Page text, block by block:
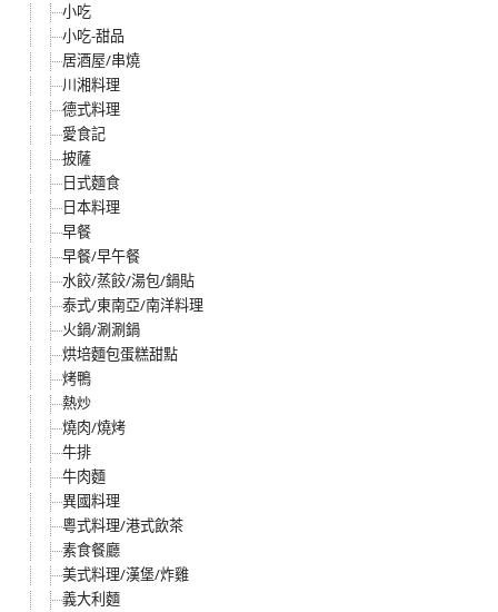
小吃
小吃-甜品
居酒屋/串燒
川湘料理
德式料理
愛食記
披薩
日式麵食
日本料理
早餐
早餐/早午餐
水餃/蒸餃/湯包/鍋貼
泰式/東南亞/南洋料理
火鍋/涮涮鍋
烘培麵包蛋糕甜點
烤鴨
熱炒
燒肉/燒烤
牛排
牛肉麵
異國料理
粵式料理/港式飲茶
素食餐廳
美式料理/漢堡/炸雞
義大利麵